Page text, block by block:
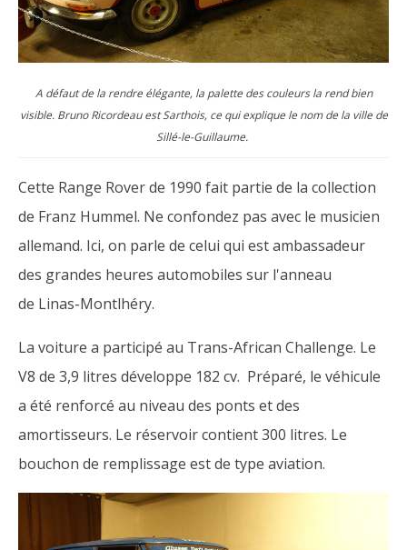
A défaut de la rendre élégante, la palette des couleurs la rend bien
visible. Bruno Ricordeau est Sarthois, ce qui explique le nom de la ville de
Sillé-le-Guillaume.
Cette Range Rover de 1990 fait partie de la collection
de Franz Hummel. Ne confondez pas avec le musicien
allemand. Ici, on parle de celui qui est ambassadeur
des grandes heures automobiles sur l'anneau
de Linas-Montlhéry.
La voiture a participé au Trans-African Challenge. Le
V8 de 3,9 litres développe 182 cv. Préparé, le véhicule
a été renforcé au niveau des ponts et des
amortisseurs. Le réservoir contient 300 litres. Le
bouchon de remplissage est de type aviation.